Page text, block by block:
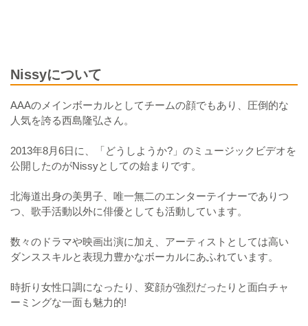
Nissyについて
AAAのメインボーカルとしてチームの顔でもあり、圧倒的な
人気を誇る西島隆弘さん。
2013年8月6日に、「どうしようか?」のミュージックビデオを
公開したのがNissyとしての始まりです。
北海道出身の美男子、唯一無二のエンターテイナーでありつ
つ、歌手活動以外に俳優としても活動しています。
数々のドラマや映画出演に加え、アーティストとしては高い
ダンススキルと表現力豊かなボーカルにあふれています。
時折り女性口調になったり、変顔が強烈だったりと面白チャ
ーミングな一面も魅力的!